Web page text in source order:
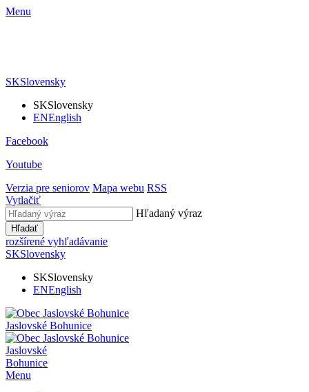
Menu
SKSlovensky
SKSlovensky
ENEnglish
Facebook
Youtube
Verzia pre seniorov Mapa webu RSS
Vytlačiť
Hľadaný výraz
Hľadať
rozšírené vyhľadávanie
SKSlovensky
SKSlovensky
ENEnglish
Jaslovské Bohunice
Jaslovské
Bohunice
Menu